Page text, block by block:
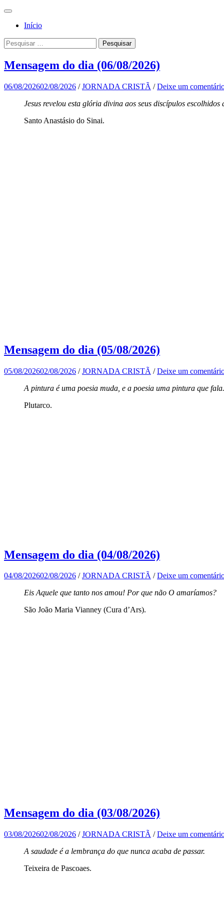
Jornada
Cristã
Para a
Deus, em
comunhão
com a
Santa
Igreja
Católica
Menu
Início
Pesquisa
Pesquisar
por:
Mensagem do dia (06/08/2026)
06/08/202602/08/2026 /JORNADA CRISTÃ /Deixe um
Jesus revelou esta glória divina aos seus discípulos
Santo Anastásio do Sinai.
Mensagem do dia (05/08/2026)
05/08/202602/08/2026 /JORNADA CRISTÃ /Deixe um
A pintura é uma poesia muda, e a poesia uma pintura que fala.
Plutarco.
Mensagem do dia (04/08/2026)
04/08/202602/08/2026 /JORNADA CRISTÃ /Deixe um
Eis Aquele que tanto nos amou! Por que não O amaríamos?
São João Maria Vianney (Cura d’Ars).
Mensagem do dia (03/08/2026)
03/08/202602/08/2026 /JORNADA CRISTÃ /Deixe um
A saudade é a lembrança do que nunca acaba de passar.
Teixeira de Pascoaes.